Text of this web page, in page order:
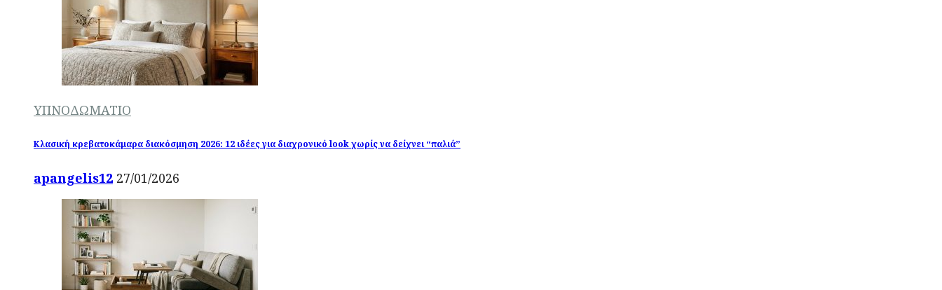
ΥΠΝΟΔΩΜΑΤΙΟ
Κλασική κρεβατοκάμαρα διακόσμηση 2026: 12 ιδέες για διαχρονικό look χωρίς να δείχνει “παλιά”
apangelis12 27/01/2026